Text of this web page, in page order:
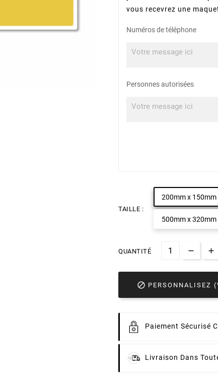
vous recevrez une
Numéros de téléphone
Personnes autorisées
TAILLE :
200mm x 150mm
500mm x 320mm
QUANTITÉ
 PERSONNALISEZ
Paiement Sécurisé
Livraison Dans